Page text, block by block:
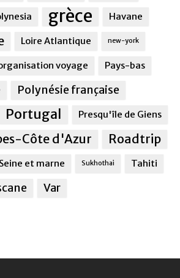
grèce Havane
Loire Atlantique new-york
voyage Pays-bas
Polynésie française
Portugal Presqu'île de Giens
Côte d'Azur Roadtrip
Seine et marne Sukhothai Tahiti
Var